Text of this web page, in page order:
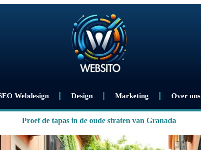
Webdesign Design Marketing Over ons
Proef de tapas in de oude straten van Granada